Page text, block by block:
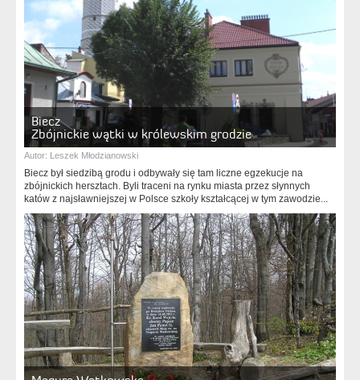
Biecz
Zbójnickie wątki w królewskim grodzie
Autor: Leszek Młodzianowski
Biecz był siedzibą grodu i odbywały się tam liczne egzekucje na
zbójnickich hersztach. Byli traceni na rynku miasta przez słynnych
katów z najsławniejszej w Polsce szkoły kształcącej w tym zawodzie...